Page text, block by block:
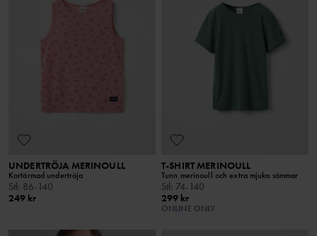
UNDERTRÖJA MERINOULL
Kortärmad undertröja
Stl: 86-140
249 kr
T-SHIRT MERINOULL
Tunn merinoull och extra mjuka sömmar
Stl: 74-140
299 kr
ONLINE ONLY